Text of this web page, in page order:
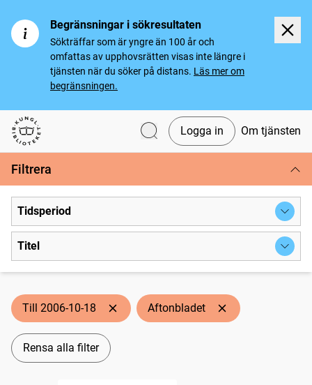
Begränsningar i sökresultaten
Sökträffar som är yngre än 100 år och
omfattas av upphovsrätten visas inte längre i
tjänsten när du söker på distans. Läs mer om
begränsningen.
Svenska tidningar
Logga in Om tjänsten
Filtrera
Tidsperiod
Titel
Till 2006-10-18 Aftonbladet
Rensa alla filter